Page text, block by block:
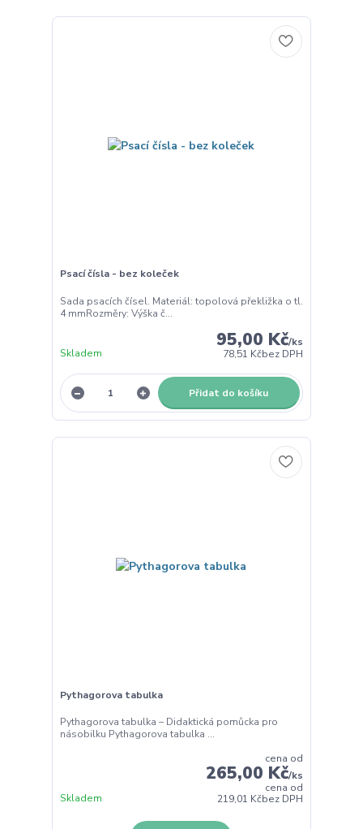
Psací čísla - bez koleček
Sada psacích čísel. Materiál: topolová překližka o tl.
4 mmRozměry: Výška č...
95,00 Kč/ks
78,51 Kčbez DPH
Skladem
Přidat do košíku
Pythagorova tabulka
Pythagorova tabulka – Didaktická pomůcka pro
násobilku Pythagorova tabulka ...
cena od
265,00 Kč/ks
cena od
219,01 Kčbez DPH
Skladem